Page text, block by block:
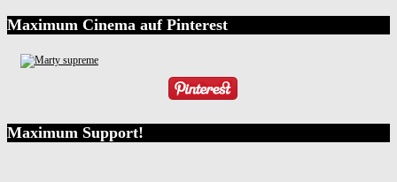
Maximum Cinema auf Pinterest
Maximum Support!